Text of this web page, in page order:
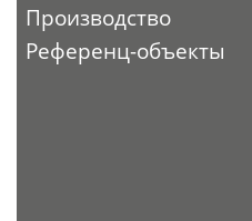
Производство
Референц-объекты